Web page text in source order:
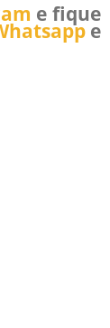
e fique
e